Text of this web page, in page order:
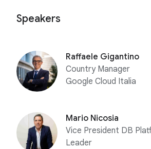
Speakers
Raffaele Gigantino
Country Manager
Google Cloud Italia
Mario Nicosia
Vice President DB
Leader